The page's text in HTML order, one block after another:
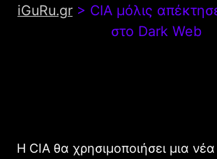
iGuRu.gr > CIA μόλις
στο Dark Web
Η CIA θα χρησιμοποιήσει μια νέα